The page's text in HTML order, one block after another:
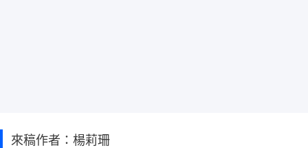
來稿作者：楊莉珊